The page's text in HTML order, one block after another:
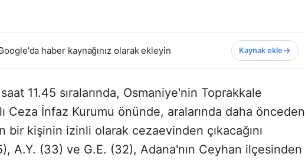
haber kaynağınız olarak ekleyin Kaynak ekle
11.45 sıralarında, Osmaniye'nin Toprakkale
Ceza İnfaz Kurumu önünde, aralarında daha önceden
bir kişinin izinli olarak cezaevinden çıkacağını
A.Y. (33) ve G.E. (32), Adana'nın Ceyhan ilçesinden